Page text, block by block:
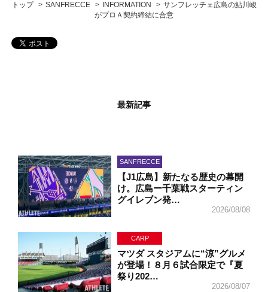
トップ SANFRECCE INFORMATION
サンフレッチェ広島の鮎川峻
がプロＡ契約締結に合意
最新記事
SANFRECCE
【J1広島】新たなる歴史の幕開
け。広島ー千葉戦スターティン
グイレブン発…
2026/08/08
CARP
マツダ スタジアムに“涼”グルメ
が登場！８月６試合限定で『夏
祭り202…
2026/08/07